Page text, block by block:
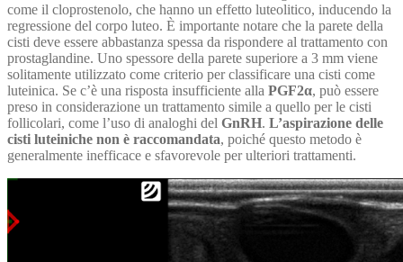
come il cloprostenolo, che hanno un effetto luteolitico, inducendo la
regressione del corpo luteo. È importante notare che la parete della
cisti deve essere abbastanza spessa da rispondere al trattamento con
prostaglandine. Uno spessore della parete superiore a 3 mm viene
solitamente utilizzato come criterio per classificare una cisti come
luteinica. Se c’è una risposta insufficiente alla PGF2α, può essere
preso in considerazione un trattamento simile a quello per le cisti
follicolari, come l’uso di analoghi del GnRH. L’aspirazione delle
cisti luteiniche non è raccomandata, poiché questo metodo è
generalmente inefficace e sfavorevole per ulteriori trattamenti.